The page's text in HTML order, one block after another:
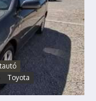
Toyota